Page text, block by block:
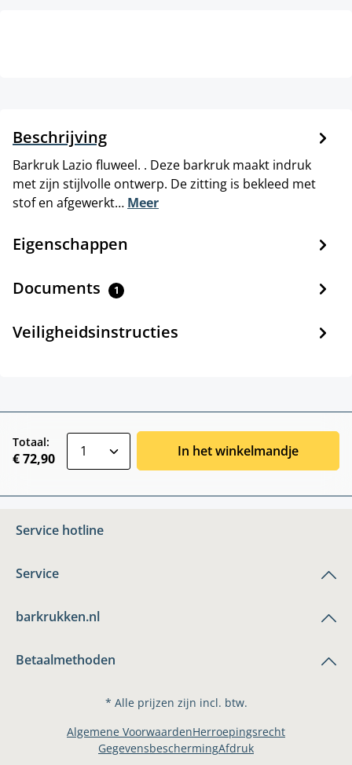
Beschrijving
Barkruk Lazio fluweel. . Deze barkruk maakt indruk
met zijn stijlvolle ontwerp. De zitting is bekleed met
stof en afgewerkt… Meer
Eigenschappen
Documents 1
Veiligheidsinstructies
Totaal:
€ 72,90 In het winkelmandje
Service hotline
Service
barkrukken.nl
Betaalmethoden
* Alle prijzen zijn incl. btw.
Algemene VoorwaardenHerroepingsrecht
GegevensbeschermingAfdruk